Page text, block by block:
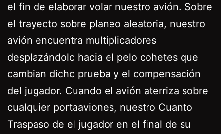
el fin de elaborar volar nuestro avión. Sobre
el trayecto sobre planeo aleatoria, nuestro
avión encuentra multiplicadores
desplazándolo hacia el pelo cohetes que
cambian dicho prueba y el compensación
del jugador. Cuando el avión aterriza sobre
cualquier portaaviones, nuestro Cuanto
Traspaso de el jugador en el final de su